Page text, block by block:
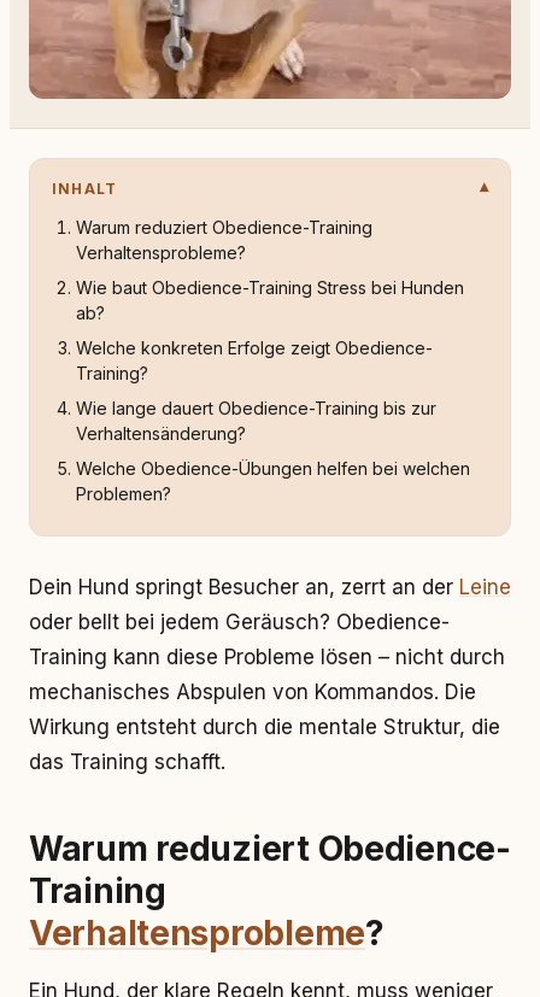
INHALT
Warum reduziert Obedience-Training
Verhaltensprobleme?
Wie baut Obedience-Training Stress bei Hunden
ab?
Welche konkreten Erfolge zeigt Obedience-
Training?
Wie lange dauert Obedience-Training bis zur
Verhaltensänderung?
Welche Obedience-Übungen helfen bei welchen
Problemen?
Dein Hund springt Besucher an, zerrt an der Leine
oder bellt bei jedem Geräusch? Obedience-
Training kann diese Probleme lösen – nicht durch
mechanisches Abspulen von Kommandos. Die
Wirkung entsteht durch die mentale Struktur, die
das Training schafft.
Warum reduziert Obedience-
Training
Verhaltensprobleme?
Ein Hund, der klare Regeln kennt, muss weniger